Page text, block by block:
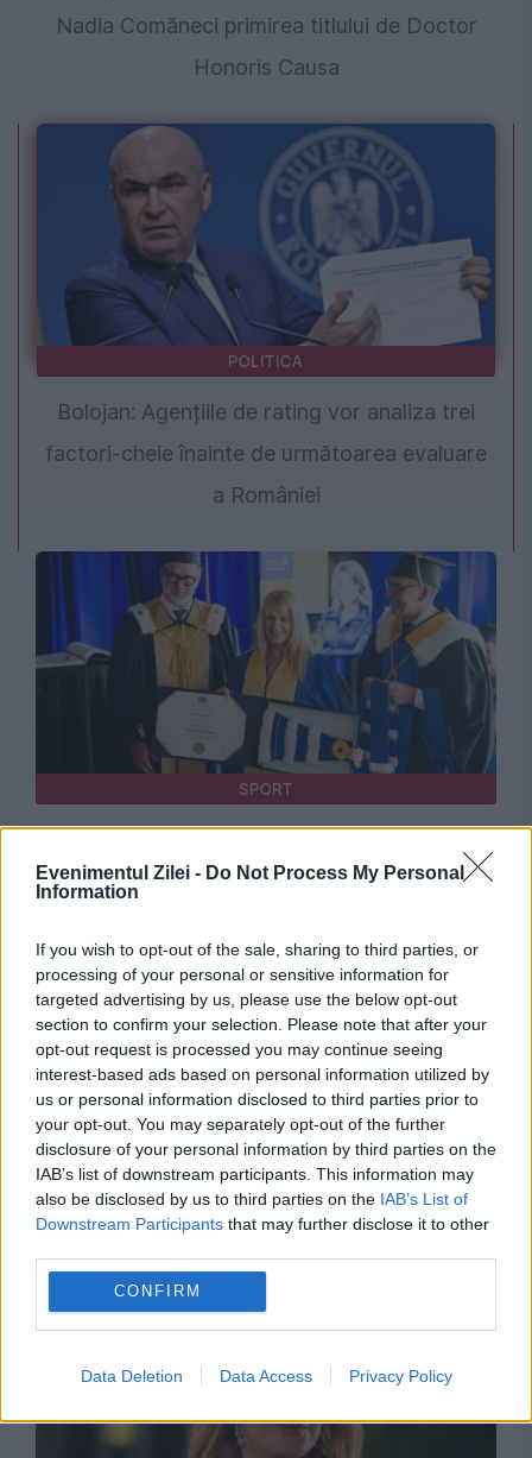
Evenimentul Zilei - Do Not Process My Personal
Information
If you wish to opt-out of the sale, sharing to third parties, or
processing of your personal or sensitive information for
targeted advertising by us, please use the below opt-out
section to confirm your selection. Please note that after your
opt-out request is processed you may continue seeing
interest-based ads based on personal information utilized by
us or personal information disclosed to third parties prior to
your opt-out. You may separately opt-out of the further
disclosure of your personal information by third parties on the
IAB’s list of downstream participants. This information may
also be disclosed by us to third parties on the IAB’s List of
Downstream Participants that may further disclose it to other
CONFIRM
Data Deletion Data Access Privacy Policy
Nadia Comăneci primirea titlului de Doctor
Honoris Causa
POLITICA
Bolojan: Agențiile de rating vor analiza trei
factori-cheie înainte de următoarea evaluare
a României
SPORT
Honoris Causa la Montreal
SPORT
Cupa Mondială de Gimnastică Aerobică și
RomGym Trophy – Nadia 10 au început la
Oradea